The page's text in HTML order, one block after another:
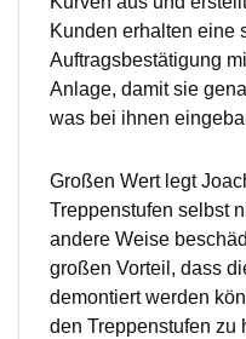
Kunden erhalten eine
Auftragsbestätigung
Anlage, damit sie
was bei ihnen
Großen Wert legt
Treppenstufen selbst
andere Weise
großen Vorteil, dass
demontiert werden
den Treppenstufen zu